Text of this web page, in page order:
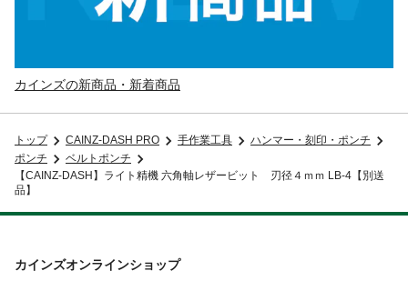
カインズの新商品・新着商品
トップ CAINZ-DASH PRO 手作業工具
ハンマー・刻印・ポンチ
ポンチ
ベルトポンチ
【CAINZ-DASH】ライト精機 六角軸レザービット 刃径４ｍｍ LB-4【別送
品】
カインズオンラインショップ